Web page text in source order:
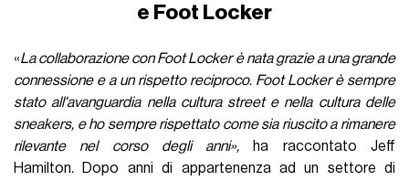
e Foot Locker
«La collaborazione con Foot Locker è nata grazie a una grande
connessione e a un rispetto reciproco. Foot Locker è sempre
stato all'avanguardia nella cultura street e nella cultura delle
sneakers, e ho sempre rispettato come sia riuscito a rimanere
rilevante nel corso degli anni», ha raccontato Jeff
Hamilton. Dopo anni di appartenenza ad un settore di